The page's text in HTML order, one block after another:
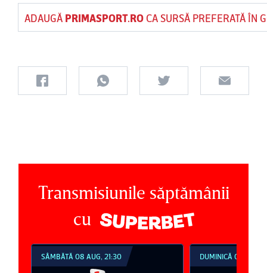
ADAUGĂ PRIMASPORT.ROCA SURSĂ PREFERATĂ ÎN
Transmisiunile săptămânii
cu
SÂMBĂTĂ 08 AUG, 21:30 DUMINICĂ 09 AUG,